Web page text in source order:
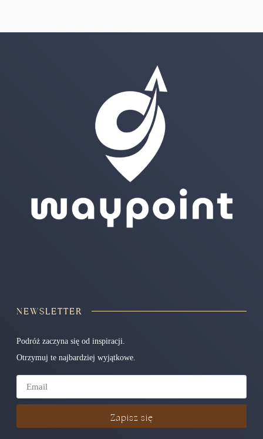
NEWSLETTER
Podróż zaczyna się od inspiracji.
Otrzymuj te najbardziej wyjątkowe.
Zapisz się